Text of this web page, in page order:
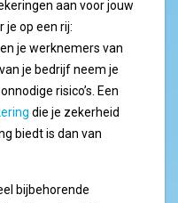
aan voor jouw
je op een rij:
je werknemers van
je bedrijf neem je
risico’s. Een
die je zekerheid
biedt is dan van
bijbehorende